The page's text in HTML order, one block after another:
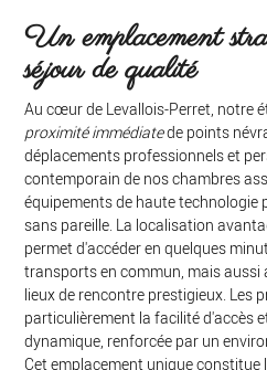
Un emplacement
séjour de qualité
Au cœur de Levallois-Perret, notre
proximité immédiatede points
déplacements professionnels et
contemporain de nos chambres
équipements de haute technologie
sans pareille. La localisation
permet d'accéder en quelques
transports en commun, mais
lieux de rencontre prestigieux. Les
particulièrement la facilité d'accès
dynamique, renforcée par un
Cet emplacement unique constitue